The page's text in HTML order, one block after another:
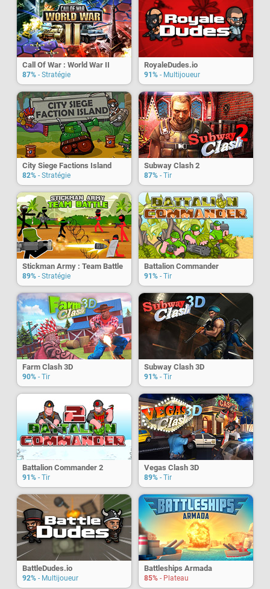
Call Of War : World War II
87% - Stratégie
RoyaleDudes.io
91% - Multijoueur
City Siege Factions Island
82% - Stratégie
Subway Clash 2
87% - Tir
Stickman Army : Team Battle
89% - Stratégie
Battalion Commander
91% - Tir
Farm Clash 3D
90% - Tir
Subway Clash 3D
91% - Tir
Battalion Commander 2
91% - Tir
Vegas Clash 3D
89% - Tir
BattleDudes.io
92% - Multijoueur
Battleships Armada
85% - Plateau